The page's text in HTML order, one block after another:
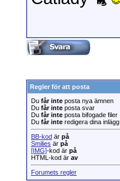
Regler för att posta
Du får inte posta nya ämnen
Du får inte posta svar
Du får inte posta bifogade filer
Du får inte redigera dina inlägg
BB-kod är på
Smilies är på
[IMG]-kod är på
HTML-kod är av
Forumets regler